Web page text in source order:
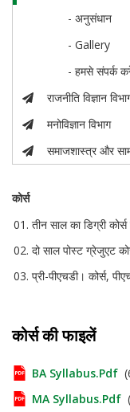
- अनुसंधान
- Gallery
- हमसे संपर्क
राजनीति विज्ञान
मनोविज्ञान विभाग
समाजशास्त्र और
कोर्स
तीन साल का डिग्री
दो साल पोस्ट ग्रेजुएट
प्री-पीएचडी। कोर्स,
कोर्स की फाइलें
BA Syllabus.pdf
MA Syllabus.pdf